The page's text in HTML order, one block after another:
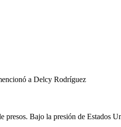
a Delcy Rodríguez
Bajo la presión de Estados